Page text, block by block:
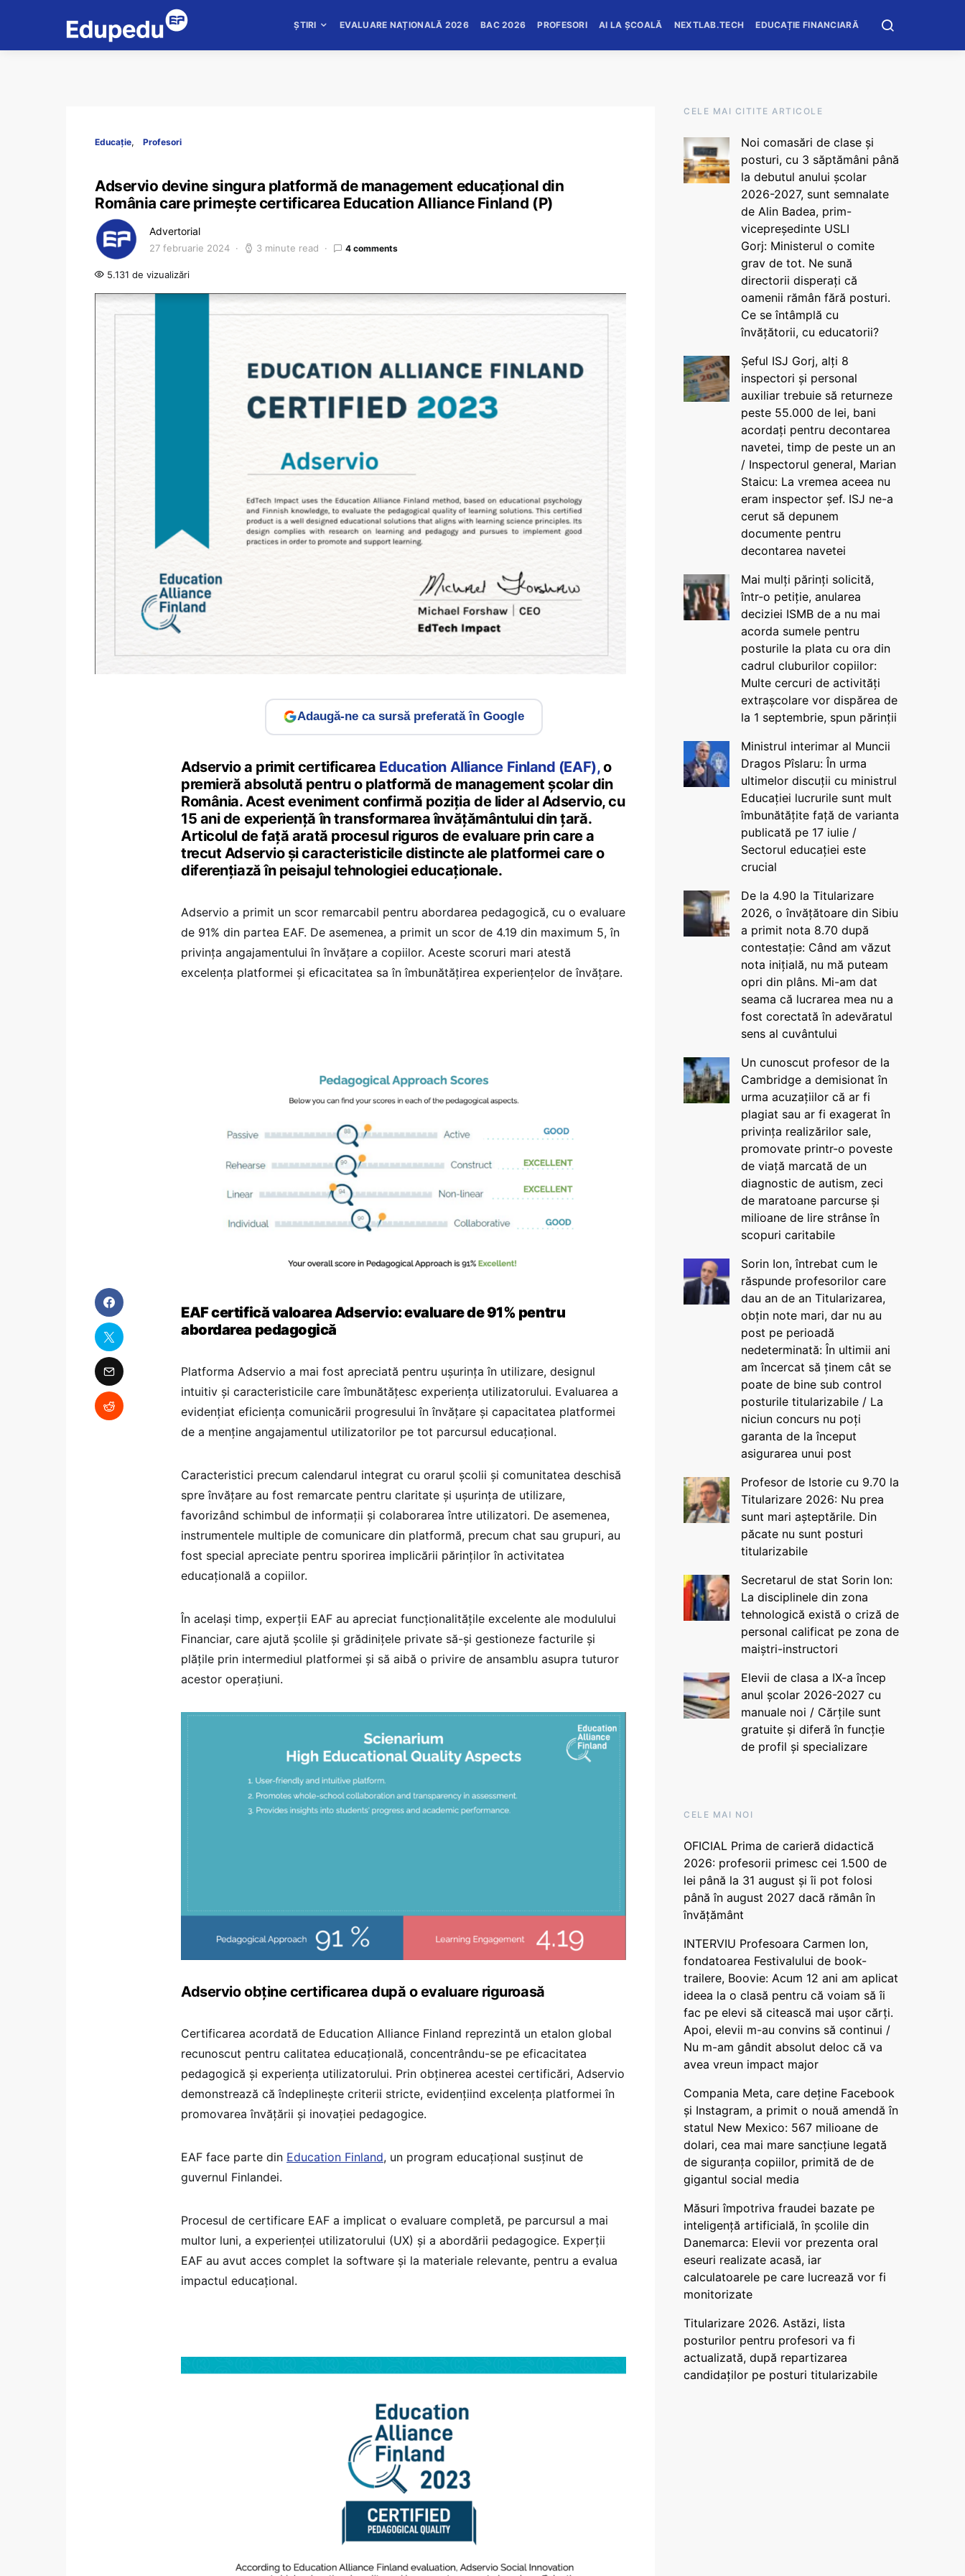
ȘTIRI EVALUARE NAȚIONALĂ 2026 BAC 2026 PROFESORI AI LA ȘCOALĂ NEXTLAB.TECH EDUCAȚIE FINANCIARĂ
Educație Profesori
Adservio devine singura platformă de management educațional din
România care primește certificarea Education Alliance Finland (P)
Advertorial
27 februarie 2024 3 minute read 4 comments
5.131 de vizualizări
Adaugă-ne ca sursă preferată în Google
Adservio a primit certificarea Education Alliance Finland (EAF),o
premieră absolută pentru o platformă de management școlar din
România. Acest eveniment confirmă poziția de lider al Adservio, cu
15 ani de experiență în transformarea învățământului din țară.
Articolul de față arată procesul riguros de evaluare prin care a
trecut Adservio și caracteristicile distincte ale platformei care o
diferențiază în peisajul tehnologiei educaționale.
Adservio a primit un scor remarcabil pentru abordarea pedagogică, cu o evaluare
de 91% din partea EAF. De asemenea, a primit un scor de 4.19 din maximum 5, în
privința angajamentului în învățare a copiilor. Aceste scoruri mari atestă
excelența platformei și eficacitatea sa în îmbunătățirea experiențelor de învățare.
EAF certifică valoarea Adservio: evaluare de 91% pentru
abordarea pedagogică
Platforma Adservio a mai fost apreciată pentru ușurința în utilizare, designul
intuitiv și caracteristicile care îmbunătățesc experiența utilizatorului. Evaluarea a
evidențiat eficiența comunicării progresului în învățare și capacitatea platformei
de a menține angajamentul utilizatorilor pe tot parcursul educațional.
Caracteristici precum calendarul integrat cu orarul școlii și comunitatea deschisă
spre învățare au fost remarcate pentru claritate și ușurința de utilizare,
favorizând schimbul de informații și colaborarea între utilizatori. De asemenea,
instrumentele multiple de comunicare din platformă, precum chat sau grupuri, au
fost special apreciate pentru sporirea implicării părinților în activitatea
educațională a copiilor.
În același timp, experții EAF au apreciat funcționalitățile excelente ale modulului
Financiar, care ajută școlile și grădinițele private să-și gestioneze facturile și
plățile prin intermediul platformei și să aibă o privire de ansamblu asupra tuturor
acestor operațiuni.
Adservio obține certificarea după o evaluare riguroasă
Certificarea acordată de Education Alliance Finland reprezintă un etalon global
recunoscut pentru calitatea educațională, concentrându-se pe eficacitatea
pedagogică și experiența utilizatorului. Prin obținerea acestei certificări, Adservio
demonstrează că îndeplinește criterii stricte, evidențiind excelența platformei în
promovarea învățării și inovației pedagogice.
EAF face parte din Education Finland, un program educațional susținut de
guvernul Finlandei.
Procesul de certificare EAF a implicat o evaluare completă, pe parcursul a mai
multor luni, a experienței utilizatorului (UX) și a abordării pedagogice. Experții
EAF au avut acces complet la software și la materiale relevante, pentru a evalua
impactul educațional.
CELE MAI CITITE ARTICOLE
Noi comasări de clase și
posturi, cu 3 săptămâni până
la debutul anului școlar
2026-2027, sunt semnalate
de Alin Badea, prim-
vicepreședinte USLI
Gorj: Ministerul o comite
grav de tot. Ne sună
directorii disperați că
oamenii rămân fără posturi.
Ce se întâmplă cu
învățătorii, cu educatorii?
Șeful ISJ Gorj, alți 8
inspectori și personal
auxiliar trebuie să returneze
peste 55.000 de lei, bani
acordați pentru decontarea
navetei, timp de peste un an
/ Inspectorul general, Marian
Staicu: La vremea aceea nu
eram inspector șef. ISJ ne-a
cerut să depunem
documente pentru
decontarea navetei
Mai mulți părinți solicită,
într-o petiție, anularea
deciziei ISMB de a nu mai
acorda sumele pentru
posturile la plata cu ora din
cadrul cluburilor copiilor:
Multe cercuri de activități
extrașcolare vor dispărea de
la 1 septembrie, spun părinții
Ministrul interimar al Muncii
Dragos Pîslaru: În urma
ultimelor discuții cu ministrul
Educației lucrurile sunt mult
îmbunătățite față de varianta
publicată pe 17 iulie /
Sectorul educației este
crucial
De la 4.90 la Titularizare
2026, o învățătoare din Sibiu
a primit nota 8.70 după
contestație: Când am văzut
nota inițială, nu mă puteam
opri din plâns. Mi-am dat
seama că lucrarea mea nu a
fost corectată în adevăratul
sens al cuvântului
Un cunoscut profesor de la
Cambridge a demisionat în
urma acuzațiilor că ar fi
plagiat sau ar fi exagerat în
privința realizărilor sale,
promovate printr-o poveste
de viață marcată de un
diagnostic de autism, zeci
de maratoane parcurse și
milioane de lire strânse în
scopuri caritabile
Sorin Ion, întrebat cum le
răspunde profesorilor care
dau an de an Titularizarea,
obțin note mari, dar nu au
post pe perioadă
nedeterminată: În ultimii ani
am încercat să ținem cât se
poate de bine sub control
posturile titularizabile / La
niciun concurs nu poți
garanta de la început
asigurarea unui post
Profesor de Istorie cu 9.70 la
Titularizare 2026: Nu prea
sunt mari așteptările. Din
păcate nu sunt posturi
titularizabile
Secretarul de stat Sorin Ion:
La disciplinele din zona
tehnologică există o criză de
personal calificat pe zona de
maiștri-instructori
Elevii de clasa a IX-a încep
anul școlar 2026-2027 cu
manuale noi / Cărțile sunt
gratuite și diferă în funcție
de profil și specializare
CELE MAI NOI
OFICIAL Prima de carieră didactică
2026: profesorii primesc cei 1.500 de
lei până la 31 august și îi pot folosi
până în august 2027 dacă rămân în
învățământ
INTERVIU Profesoara Carmen Ion,
fondatoarea Festivalului de book-
trailere, Boovie: Acum 12 ani am aplicat
ideea la o clasă pentru că voiam să îi
fac pe elevi să citească mai ușor cărți.
Apoi, elevii m-au convins să continui /
Nu m-am gândit absolut deloc că va
avea vreun impact major
Compania Meta, care deține Facebook
și Instagram, a primit o nouă amendă în
statul New Mexico: 567 milioane de
dolari, cea mai mare sancțiune legată
de siguranța copiilor, primită de de
gigantul social media
Măsuri împotriva fraudei bazate pe
inteligență artificială, în școlile din
Danemarca: Elevii vor prezenta oral
eseuri realizate acasă, iar
calculatoarele pe care lucrează vor fi
monitorizate
Titularizare 2026. Astăzi, lista
posturilor pentru profesori va fi
actualizată, după repartizarea
candidaților pe posturi titularizabile